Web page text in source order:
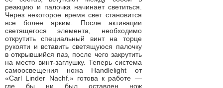
реакцию и палочка начинает светиться.
Через некоторое время свет становится
все более ярким. После активации
светящегося элемента, необходимо
открутить специальный винт на торце
рукояти и вставить светящуюся палочку
в открывшийся паз, после чего закрутить
на место винт-заглушку. Теперь система
самоосвещения ножа Handlelight от
«Carl Linder Nachf.» готова к работе —
где бы ни был оставлен нож